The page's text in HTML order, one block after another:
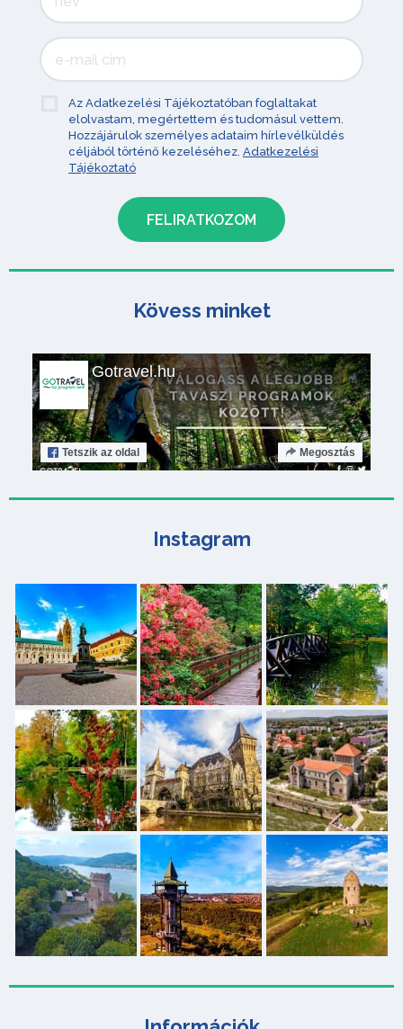
Az Adatkezelési Tájékoztatóban foglaltakat
elolvastam, megértettem és tudomásul vettem.
Hozzájárulok személyes adataim hírlevélküldés
céljából történő kezeléséhez. Adatkezelési
Tájékoztató
Kövess minket
Gotravel.hu
Tetszik az oldal Megosztás
Instagram